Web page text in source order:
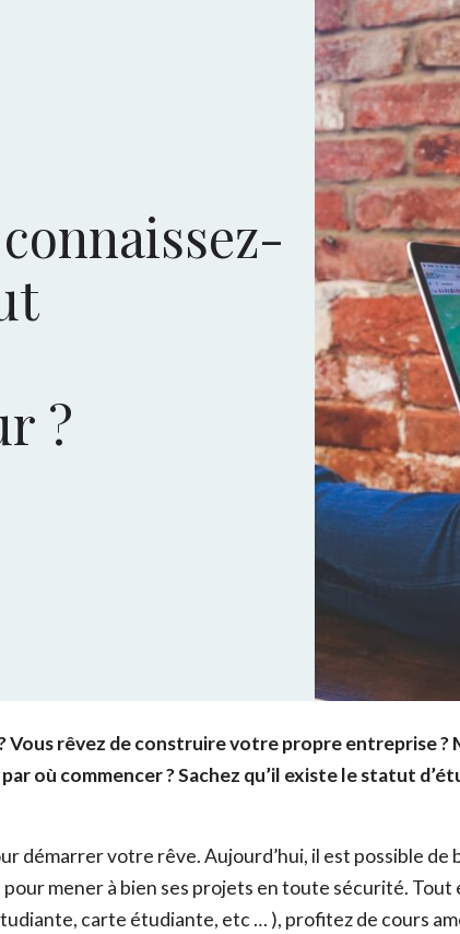
?
Vous rêvez de construire votre propre entreprise ?
où commencer ? Sachez qu’il existe le statut
démarrer votre rêve. Aujourd’hui, il est possible de
pour mener à bien ses projets en toute sécurité. Tout
carte étudiante, etc … ), profitez de cours